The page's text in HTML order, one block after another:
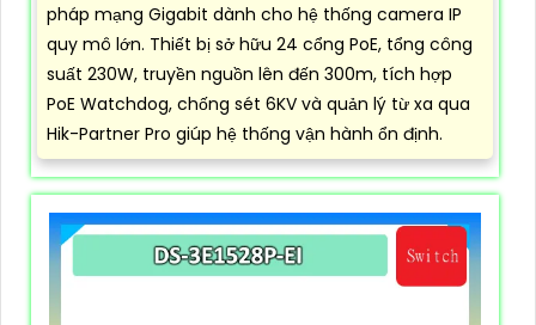
pháp mạng Gigabit dành cho hệ thống camera IP
quy mô lớn. Thiết bị sở hữu 24 cổng PoE, tổng công
suất 230W, truyền nguồn lên đến 300m, tích hợp
PoE Watchdog, chống sét 6KV và quản lý từ xa qua
Hik-Partner Pro giúp hệ thống vận hành ổn định.